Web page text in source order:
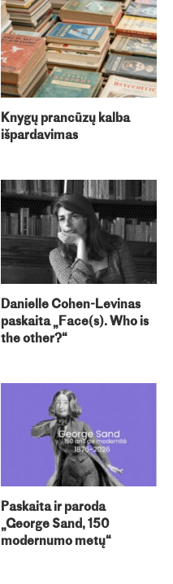
Knygų prancūzų kalba
išpardavimas
Danielle Cohen-Levinas
paskaita „Face(s). Who is
the other?“
Paskaita ir paroda
„George Sand, 150
modernumo metų“